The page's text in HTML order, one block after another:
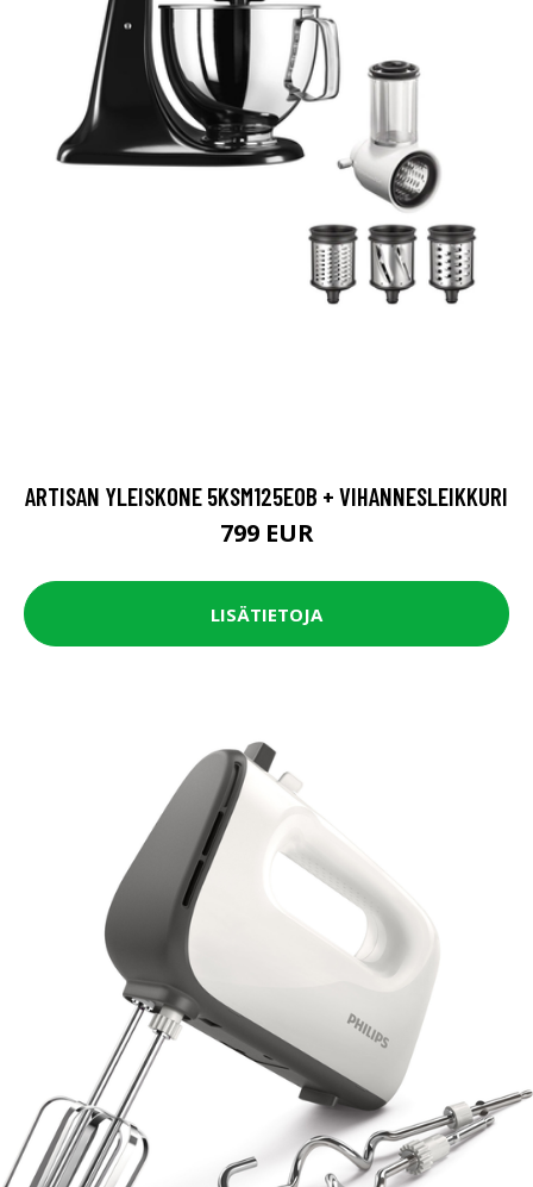
ARTISAN YLEISKONE 5KSM125EOB + VIHANNESLEIKKURI
799 EUR
LISÄTIETOJA